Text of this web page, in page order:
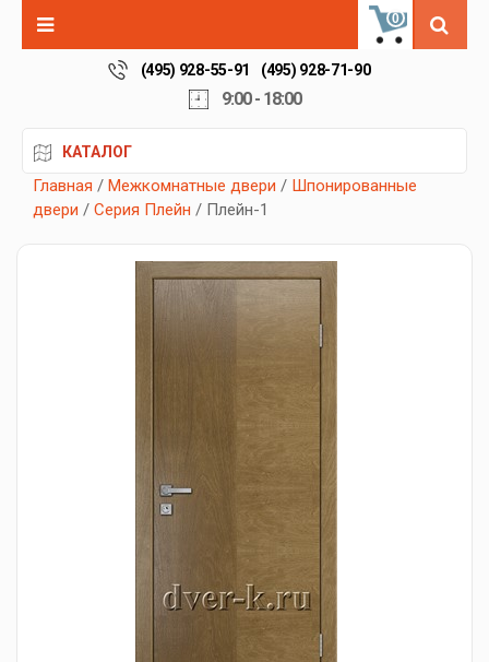
0
(495) 928-55-91 (495) 928-71-90
9:00 - 18:00
КАТАЛОГ
Главная / Межкомнатные двери / Шпонированные
двери / Серия Плейн / Плейн-1